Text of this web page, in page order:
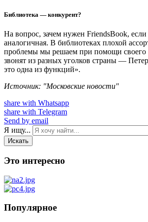
Библиотека — конкурент?
На вопрос, зачем нужен FriendsBook,
аналогичная. В библиотеках плохой
проблемы мы решаем при помощи своего
звонят из разных уголков страны —
это одна из функций».
Источник: "Московские новости"
share with Whatsapp
share with Telegram
Send by email
Я ищу...
Искать
Это интересно
Популярное